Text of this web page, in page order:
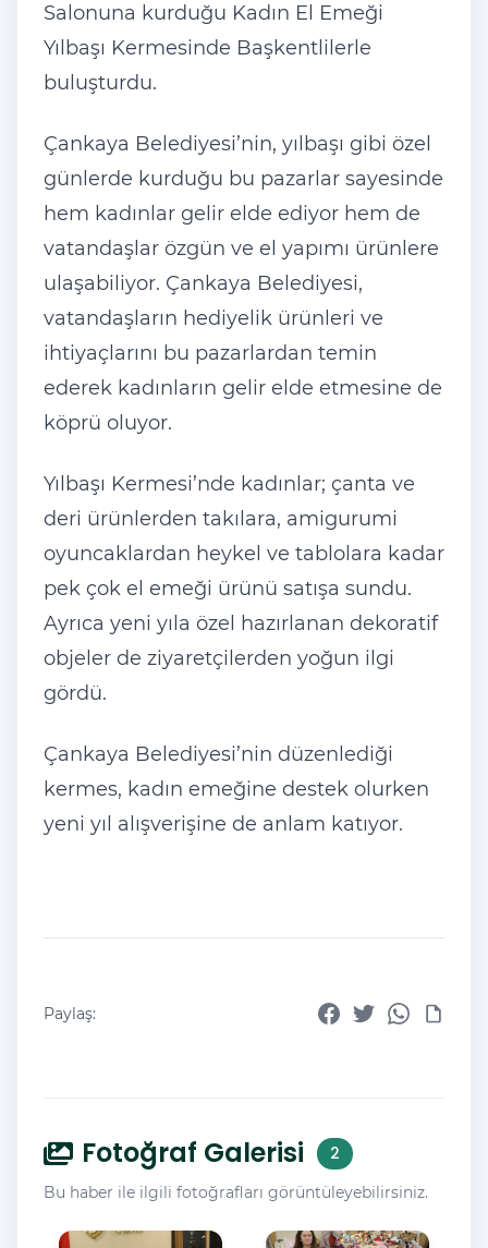
Salonuna kurduğu Kadın El Emeği
Yılbaşı Kermesinde Başkentlilerle
buluşturdu.
Çankaya Belediyesi’nin, yılbaşı gibi özel
günlerde kurduğu bu pazarlar sayesinde
hem kadınlar gelir elde ediyor hem de
vatandaşlar özgün ve el yapımı ürünlere
ulaşabiliyor. Çankaya Belediyesi,
vatandaşların hediyelik ürünleri ve
ihtiyaçlarını bu pazarlardan temin
ederek kadınların gelir elde etmesine de
köprü oluyor.
Yılbaşı Kermesi’nde kadınlar; çanta ve
deri ürünlerden takılara, amigurumi
oyuncaklardan heykel ve tablolara kadar
pek çok el emeği ürünü satışa sundu.
Ayrıca yeni yıla özel hazırlanan dekoratif
objeler de ziyaretçilerden yoğun ilgi
gördü.
Çankaya Belediyesi’nin düzenlediği
kermes, kadın emeğine destek olurken
yeni yıl alışverişine de anlam katıyor.
Paylaş:
Fotoğraf Galerisi 2
Bu haber ile ilgili fotoğrafları görüntüleyebilirsiniz.